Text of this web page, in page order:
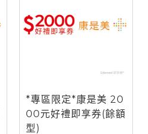
*專區限定*康是美 20
00元好禮即享券(餘額
型)